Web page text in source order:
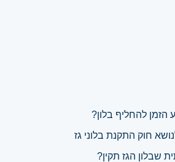
הזמן להחליף בלון?
חוק התקנת בלוני גז
שבלון הגז תקין?